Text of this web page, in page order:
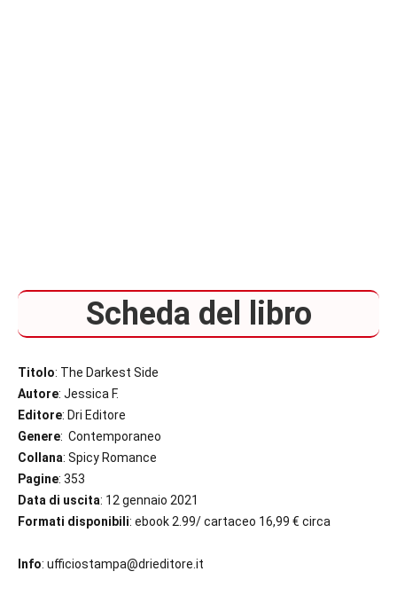
Scheda del libro
Titolo: The Darkest Side
Autore: Jessica F.
Editore: Dri Editore
Genere: Contemporaneo
Collana: Spicy Romance
Pagine: 353
Data di uscita: 12 gennaio 2021
Formati disponibili: ebook 2.99/ cartaceo 16,99 € circa
Info: ufficiostampa@drieditore.it